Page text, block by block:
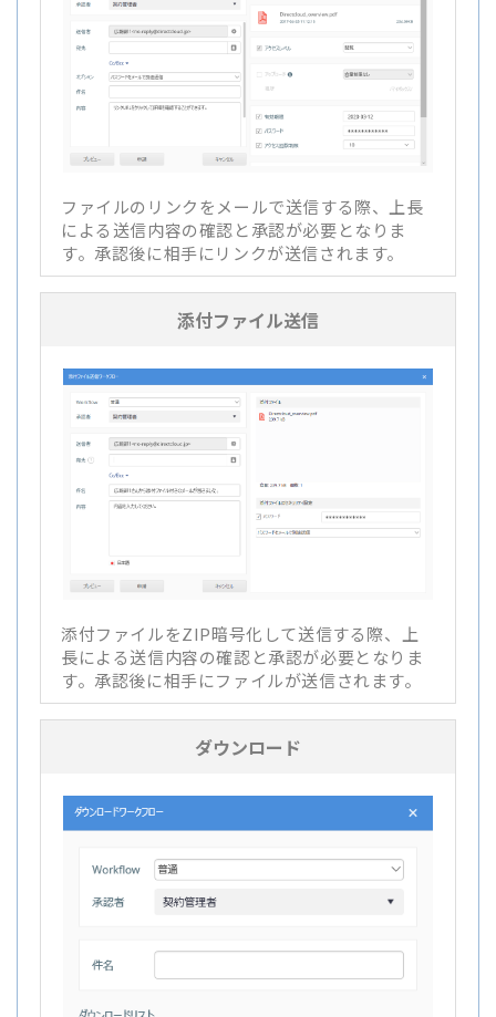
ファイルのリンクをメールで送信する際、上長
による送信内容の確認と承認が必要となりま
す。承認後に相手にリンクが送信されます。
添付ファイル送信
添付ファイルをZIP暗号化して送信する際、上
長による送信内容の確認と承認が必要となりま
す。承認後に相手にファイルが送信されます。
ダウンロード